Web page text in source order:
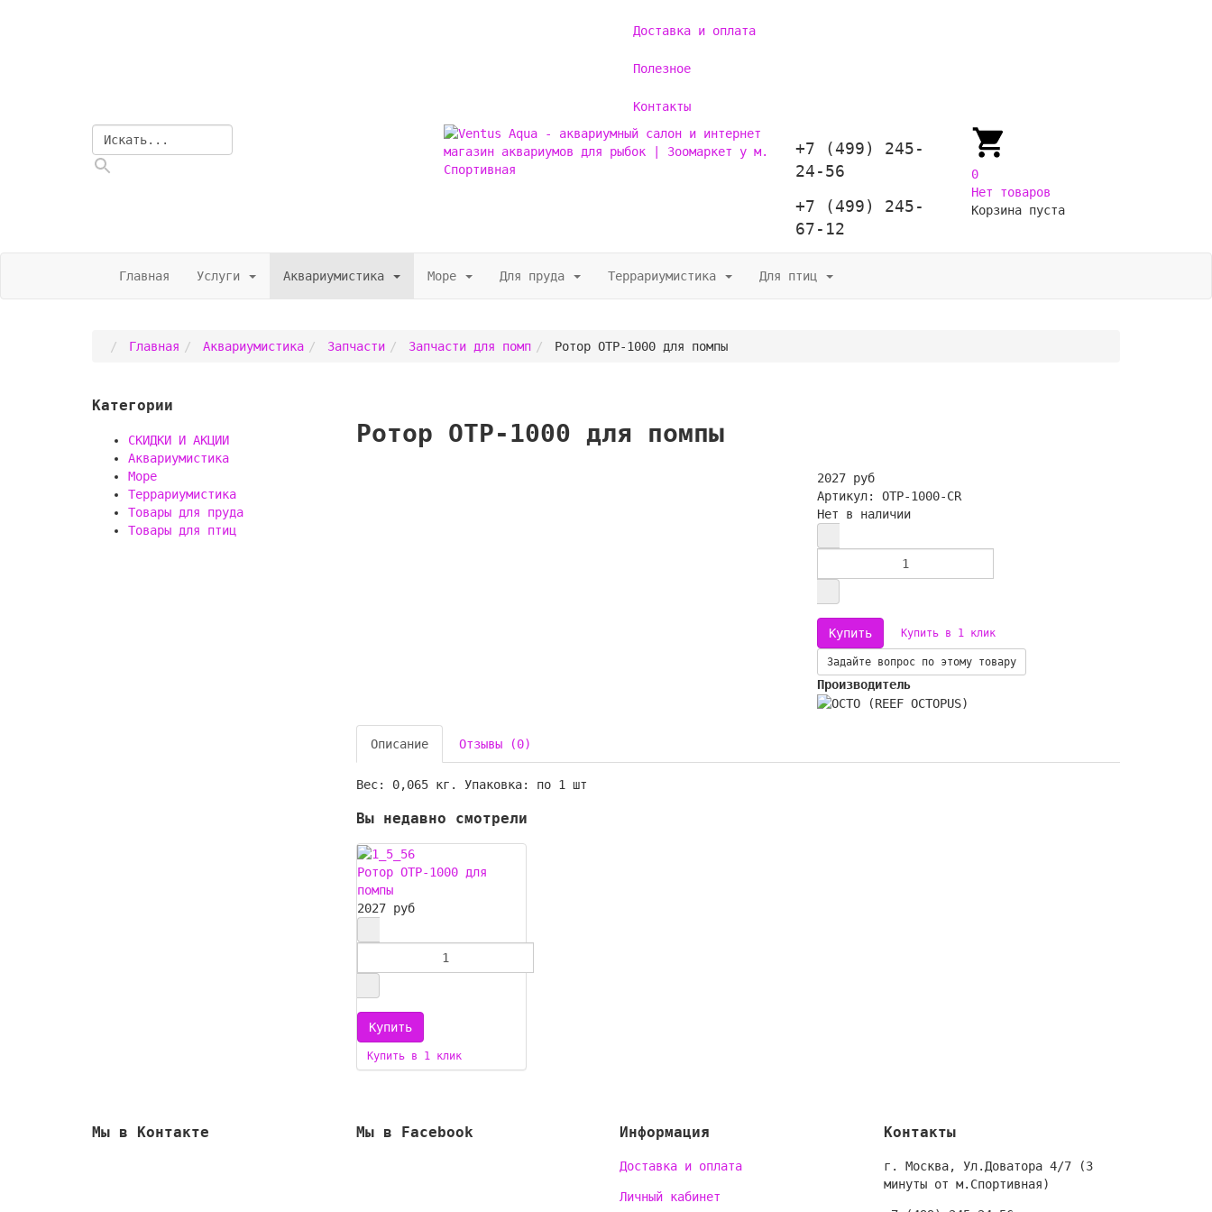
Доставка и оплата
Полезное
Контакты
+7 (499) 245-
24-56
+7 (499) 245-
67-12
0
Нет товаров
Корзина пуста
Главная Услуги Аквариумистика Море Для пруда Террариумистика Для птиц
Главная Аквариумистика Запчасти Запчасти для помп Ротор OTP-1000 для помпы
Ротор OTP-1000 для помпы
2027 руб
Артикул: OTP-1000-CR
Нет в наличии
Купить в 1 клик
Задайте вопрос по этому товару
Производитель
Описание Отзывы (0)
Вес: 0,065 кг. Упаковка: по 1 шт
Вы недавно смотрели
Ротор OTP-1000 для
помпы
2027 руб
Купить в 1 клик
Категории
СКИДКИ И АКЦИИ
Аквариумистика
Море
Террариумистика
Товары для пруда
Товары для птиц
Мы в Контакте Мы в Facebook Информация
Доставка и оплата
Личный кабинет
Контакты
г. Москва, Ул.Доватора 4/7 (3
минуты от м.Спортивная)